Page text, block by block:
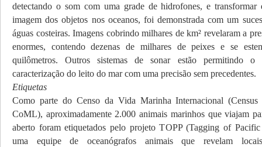
detectando o som com uma grade de hidrofones, e transformar
imagem dos objetos nos oceanos, foi demonstrada com um
águas costeiras. Imagens cobrindo milhares de km² revelaram a
enormes, contendo dezenas de milhares de peixes e se
quilômetros. Outros sistemas de sonar estão permitindo o
caracterização do leito do mar com uma precisão sem precedentes.
Etiquetas
Como parte do Censo da Vida Marinha Internacional
CoML), aproximadamente 2.000 animais marinhos que viajam
aberto foram etiquetados pelo projeto TOPP (Tagging of
uma equipe de oceanógrafos animais que revelam